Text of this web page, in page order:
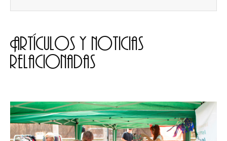
Artículos y noticias
relacionadas